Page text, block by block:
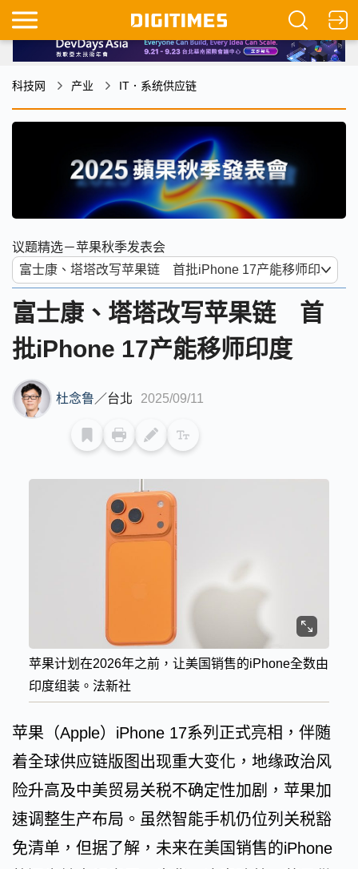
科技网 产业 IT．系统供应链
议题精选－苹果秋季发表会
富士康、塔塔改写苹果链 首
批iPhone 17产能移师印度
杜念鲁／台北 2025/09/11
苹果计划在2026年之前，让美国销售的iPhone全数由
印度组装。法新社
苹果（Apple）iPhone 17系列正式亮相，伴随
着全球供应链版图出现重大变化，地缘政治风
险升高及中美贸易关税不确定性加剧，苹果加
速调整生产布局。虽然智能手机仍位列关税豁
免清单，但据了解，未来在美国销售的iPhone